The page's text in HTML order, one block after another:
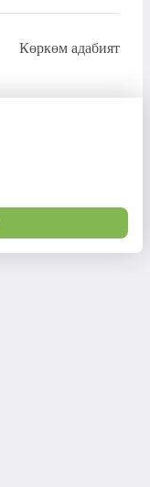
Көркөм адабият